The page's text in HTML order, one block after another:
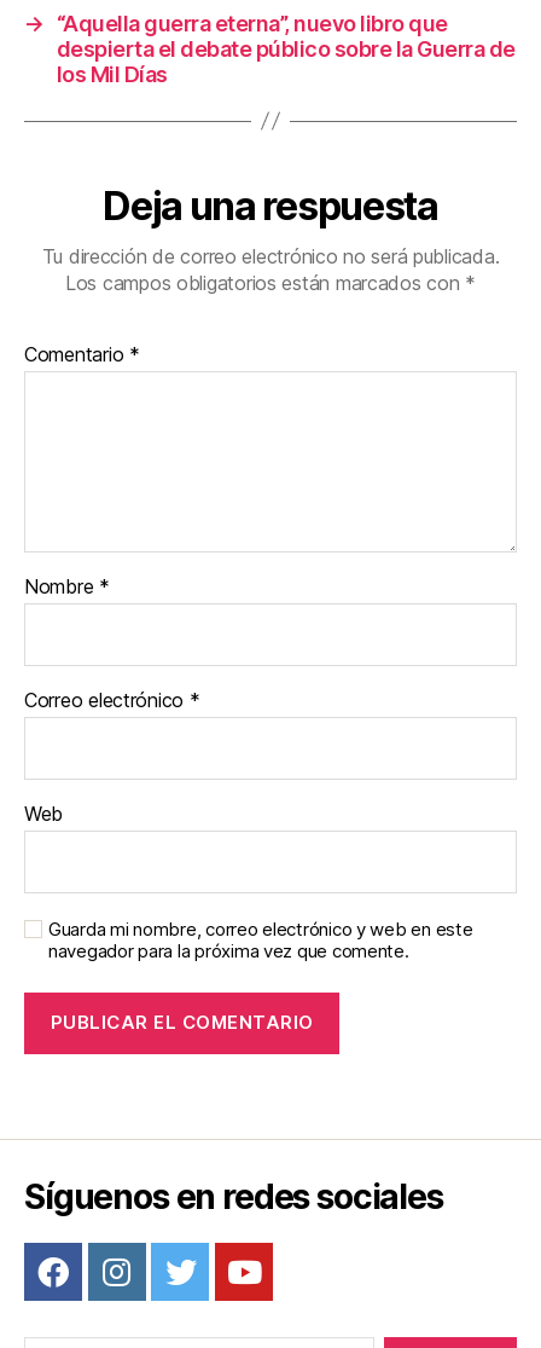
→
“Aquella guerra eterna”, nuevo libro que
despierta el debate público sobre la Guerra de
los Mil Días
Deja una respuesta
Tu dirección de correo electrónico no será publicada.
Los campos obligatorios están marcados con *
Comentario *
Nombre *
Correo electrónico *
Web
Guarda mi nombre, correo electrónico y web en este
navegador para la próxima vez que comente.
Síguenos en redes sociales